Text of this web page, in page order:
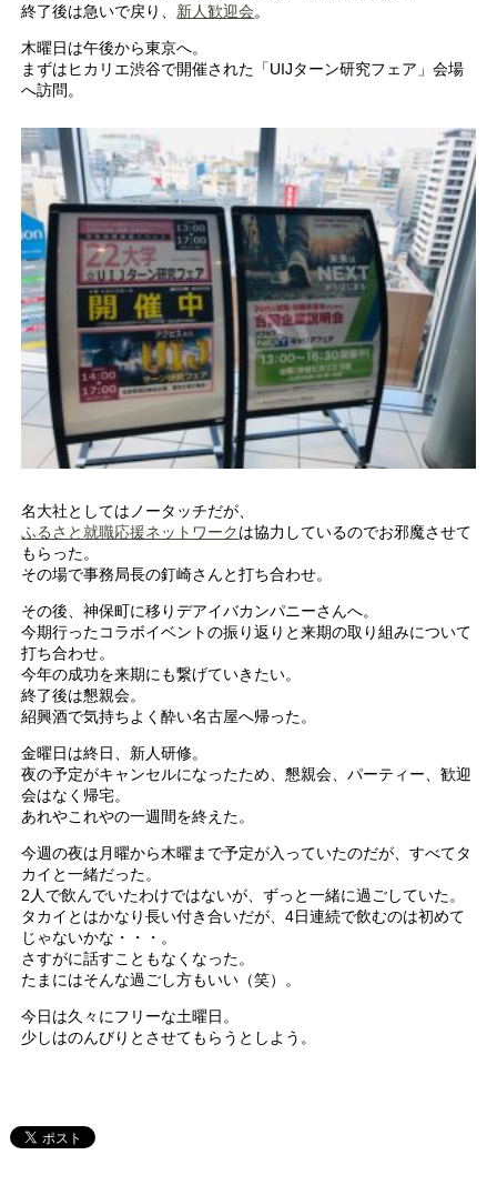
終了後は急いで戻り、 新人歓迎会。
木曜日は午後から東京へ。
まずはヒカリエ渋谷で開催された「UIJターン研究フェア」会場
へ訪問。
名大社としてはノータッチだが、
ふるさと就職応援ネットワークは協力しているのでお邪魔させて
もらった。
その場で事務局長の釘崎さんと打ち合わせ。
その後、神保町に移りデアイバカンパニーさんへ。
今期行ったコラボイベントの振り返りと来期の取り組みについて
打ち合わせ。
今年の成功を来期にも繋げていきたい。
終了後は懇親会。
紹興酒で気持ちよく酔い名古屋へ帰った。
金曜日は終日、新人研修。
夜の予定がキャンセルになったため、懇親会、パーティー、歓迎
会はなく帰宅。
あれやこれやの一週間を終えた。
今週の夜は月曜から木曜まで予定が入っていたのだが、すべてタ
カイと一緒だった。
2人で飲んでいたわけではないが、ずっと一緒に過ごしていた。
タカイとはかなり長い付き合いだが、4日連続で飲むのは初めて
じゃないかな・・・。
さすがに話すこともなくなった。
たまにはそんな過ごし方もいい（笑）。
今日は久々にフリーな土曜日。
少しはのんびりとさせてもらうとしよう。